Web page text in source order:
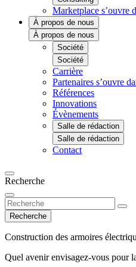
Marketplace s’ouvre
À propos de nous
À propos de nous
Société
Société
Carrière
Partenaires s’ouvre
Références
Innovations
Évènements
Salle de rédaction
Salle de rédaction
Contact
Recherche
Recherche
Construction des armoires
Quel avenir envisagez-vous pour